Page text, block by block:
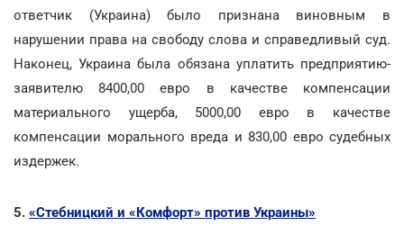
ответчик (Украина) было признана виновным в
нарушении права на свободу слова и справедливый суд.
Наконец, Украина была обязана уплатить предприятию-
заявителю 8400,00 евро в качестве компенсации
материального ущерба, 5000,00 евро в качестве
компенсации морального вреда и 830,00 евро судебных
издержек.
5. «Стебницкий и «Комфорт» против Украины»